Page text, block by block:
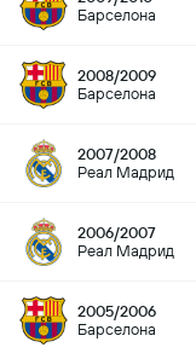
Барселона
2008/2009
Барселона
2007/2008
Реал Мадрид
2006/2007
Реал Мадрид
2005/2006
Барселона